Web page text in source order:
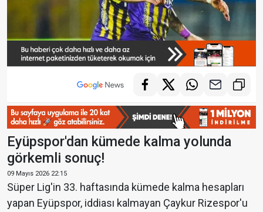
Eyüpspor'dan kümede kalma yolunda
görkemli sonuç!
09 Mayıs 2026 22:15
Süper Lig'in 33. haftasında kümede kalma hesapları
yapan Eyüpspor, iddiası kalmayan Çaykur Rizespor'u